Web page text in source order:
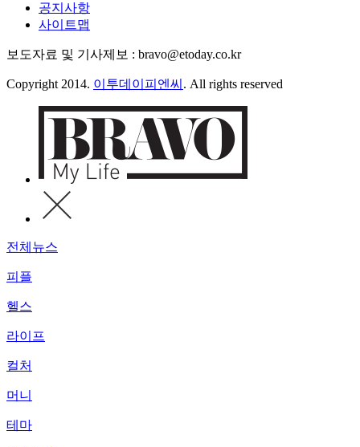
공지사항
사이트맵
보도자료 및 기사제보 : bravo@etoday.co.kr
Copyright 2014. 이투데이피엔씨 . All rights reserved
전체뉴스
피플
헬스
라이프
컬처
머니
테마